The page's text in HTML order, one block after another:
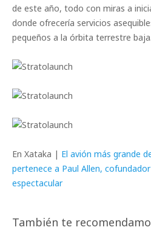
de este año, todo con miras a
donde ofrecería servicios
pequeños a la órbita terrestre baja.
En Xataka | El avión más grande
pertenece a Paul Allen,
espectacular
También te